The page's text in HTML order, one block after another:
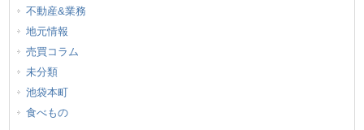
不動産&業務
地元情報
売買コラム
未分類
池袋本町
食べもの